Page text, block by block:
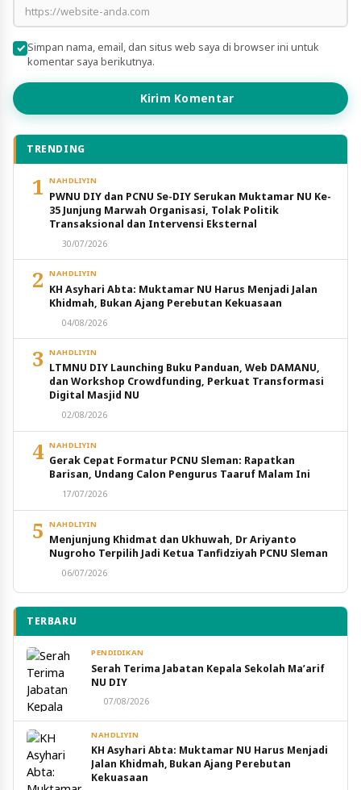
Simpan nama, email, dan situs web saya di browser ini untuk
komentar saya berikutnya.
Kirim Komentar
TRENDING
1 NAHDLIYIN
PWNU DIY dan PCNU Se-DIY Serukan Muktamar NU Ke-
35 Junjung Marwah Organisasi, Tolak Politik
Transaksional dan Intervensi Eksternal
30/07/2026
2 NAHDLIYIN
KH Asyhari Abta: Muktamar NU Harus Menjadi Jalan
Khidmah, Bukan Ajang Perebutan Kekuasaan
04/08/2026
3 NAHDLIYIN
LTMNU DIY Launching Buku Panduan, Web DAMANU,
dan Workshop Crowdfunding, Perkuat Transformasi
Digital Masjid NU
02/08/2026
4 NAHDLIYIN
Gerak Cepat Formatur PCNU Sleman: Rapatkan
Barisan, Undang Calon Pengurus Taaruf Malam Ini
17/07/2026
5 NAHDLIYIN
Menjunjung Khidmat dan Ukhuwah, Dr Ariyanto
Nugroho Terpilih Jadi Ketua Tanfidziyah PCNU Sleman
06/07/2026
TERBARU
PENDIDIKAN
Serah Terima Jabatan Kepala Sekolah Ma’arif
NU DIY
07/08/2026
NAHDLIYIN
KH Asyhari Abta: Muktamar NU Harus Menjadi
Jalan Khidmah, Bukan Ajang Perebutan
Kekuasaan